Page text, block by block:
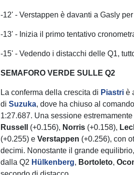
-12' - Verstappen è davanti a Gasly
-13' - Inizia il primo tentativo
-15' - Vedendo i distacchi delle Q1,
SEMAFORO VERDE SULLE Q2
La conferma della crescita di Piastri è
diSuzuka, dove ha chiuso al
1:27.687. Una sessione
Russell
(+0.156), Norris (+0.158),
(+0.255) eVerstappen (+0.256), con
decimi. Nonostante il grande
dalla Q2 Hülkenberg, Bortoleto,